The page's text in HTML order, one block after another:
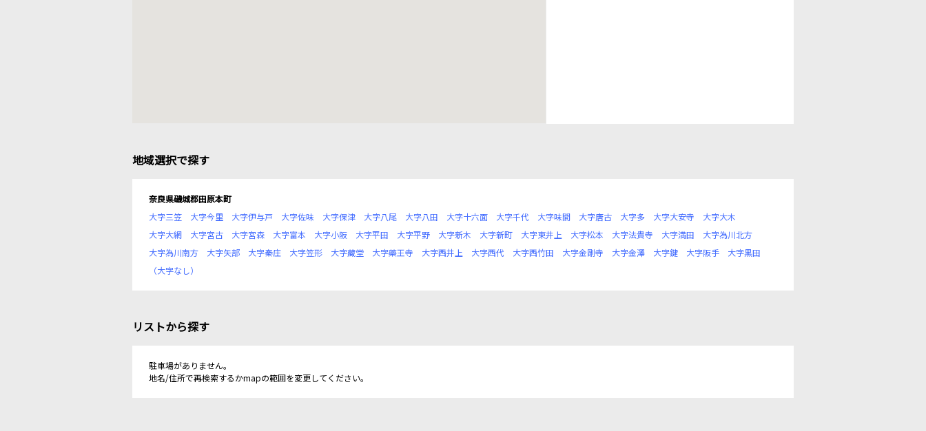
地域選択で探す
奈良県磯城郡田原本町
大字三笠
大字今里 大字伊与戸 大字佐味 大字保津 大字八尾 大字八田 大字十六面 大字千代 大字味間 大字唐古 大字多 大字大安寺
大字大木
大字大網
大字宮古 大字宮森 大字富本 大字小阪 大字平田 大字平野 大字新木 大字新町 大字東井上 大字松本 大字法貴寺 大字満田
大字為川北方
大字為川南方
大字矢部 大字秦庄 大字笠形 大字藏堂 大字藥王寺 大字西井上 大字西代 大字西竹田 大字金剛寺 大字金澤 大字鍵 大字阪手
大字黒田
（大字なし）
リストから探す
駐車場がありません。
地名/住所で再検索するかmapの範囲を変更してください。